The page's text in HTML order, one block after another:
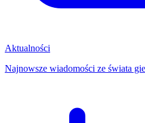
Aktualności
Najnowsze wiadomości ze świata